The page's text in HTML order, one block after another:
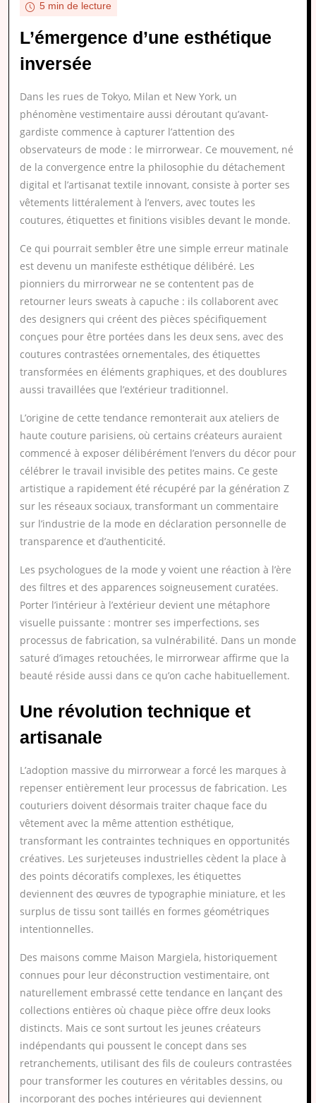
5 min de lecture
L’émergence d’une esthétique
inversée
Dans les rues de Tokyo, Milan et New York, un
phénomène vestimentaire aussi déroutant qu’avant-
gardiste commence à capturer l’attention des
observateurs de mode : le mirrorwear. Ce mouvement, né
de la convergence entre la philosophie du détachement
digital et l’artisanat textile innovant, consiste à porter ses
vêtements littéralement à l’envers, avec toutes les
coutures, étiquettes et finitions visibles devant le monde.
Ce qui pourrait sembler être une simple erreur matinale
est devenu un manifeste esthétique délibéré. Les
pionniers du mirrorwear ne se contentent pas de
retourner leurs sweats à capuche : ils collaborent avec
des designers qui créent des pièces spécifiquement
conçues pour être portées dans les deux sens, avec des
coutures contrastées ornementales, des étiquettes
transformées en éléments graphiques, et des doublures
aussi travaillées que l’extérieur traditionnel.
L’origine de cette tendance remonterait aux ateliers de
haute couture parisiens, où certains créateurs auraient
commencé à exposer délibérément l’envers du décor pour
célébrer le travail invisible des petites mains. Ce geste
artistique a rapidement été récupéré par la génération Z
sur les réseaux sociaux, transformant un commentaire
sur l’industrie de la mode en déclaration personnelle de
transparence et d’authenticité.
Les psychologues de la mode y voient une réaction à l’ère
des filtres et des apparences soigneusement curatées.
Porter l’intérieur à l’extérieur devient une métaphore
visuelle puissante : montrer ses imperfections, ses
processus de fabrication, sa vulnérabilité. Dans un monde
saturé d’images retouchées, le mirrorwear affirme que la
beauté réside aussi dans ce qu’on cache habituellement.
Une révolution technique et
artisanale
L’adoption massive du mirrorwear a forcé les marques à
repenser entièrement leur processus de fabrication. Les
couturiers doivent désormais traiter chaque face du
vêtement avec la même attention esthétique,
transformant les contraintes techniques en opportunités
créatives. Les surjeteuses industrielles cèdent la place à
des points décoratifs complexes, les étiquettes
deviennent des œuvres de typographie miniature, et les
surplus de tissu sont taillés en formes géométriques
intentionnelles.
Des maisons comme Maison Margiela, historiquement
connues pour leur déconstruction vestimentaire, ont
naturellement embrassé cette tendance en lançant des
collections entières où chaque pièce offre deux looks
distincts. Mais ce sont surtout les jeunes créateurs
indépendants qui poussent le concept dans ses
retranchements, utilisant des fils de couleurs contrastées
pour transformer les coutures en véritables dessins, ou
incorporant des poches intérieures qui deviennent